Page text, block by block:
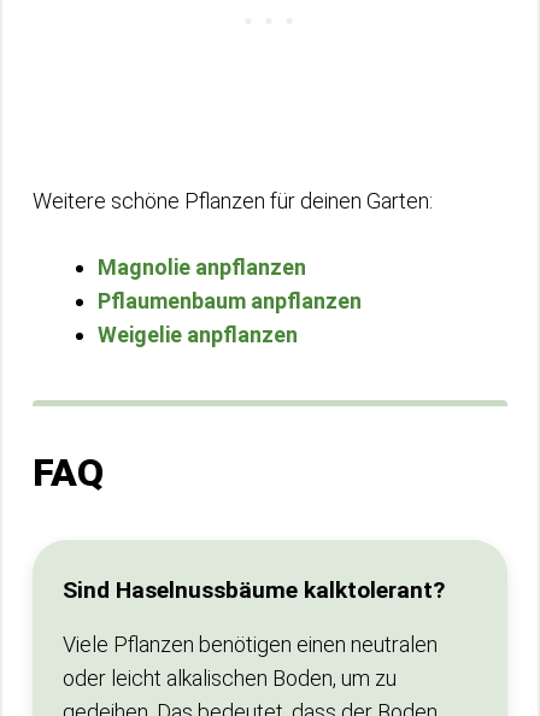
Weitere schöne Pflanzen für deinen Garten:
Magnolie anpflanzen
Pflaumenbaum anpflanzen
Weigelie anpflanzen
FAQ
Sind Haselnussbäume kalktolerant?
Viele Pflanzen benötigen einen neutralen
oder leicht alkalischen Boden, um zu